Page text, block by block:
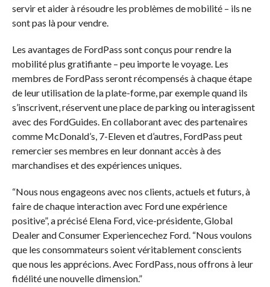
servir et aider à résoudre les problèmes de mobilité – ils ne
sont pas là pour vendre.
Les avantages de FordPass sont conçus pour rendre la
mobilité plus gratifiante – peu importe le voyage. Les
membres de FordPass seront récompensés à chaque étape
de leur utilisation de la plate-forme, par exemple quand ils
s’inscrivent, réservent une place de parking ou interagissent
avec des FordGuides. En collaborant avec des partenaires
comme McDonald’s, 7-Eleven et d’autres, FordPass peut
remercier ses membres en leur donnant accès à des
marchandises et des expériences uniques.
“Nous nous engageons avec nos clients, actuels et futurs, à
faire de chaque interaction avec Ford une expérience
positive”, a précisé Elena Ford, vice-présidente, Global
Dealer and Consumer Experiencechez Ford. “Nous voulons
que les consommateurs soient véritablement conscients
que nous les apprécions. Avec FordPass, nous offrons à leur
fidélité une nouvelle dimension.”